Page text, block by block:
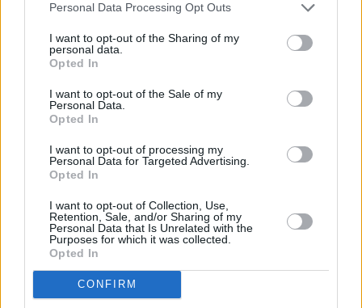
negar su consentimiento. Tenga en cuenta que algún
de su consentimiento, pero usted tiene el derecho de
rechazar tal procesamiento. Sus preferencias se aplicarán
cualquier momento entrando de nuevo en este sitio web o
visitando nuestra política de privacidad.
Personal Data Processing Opt Outs
I want to opt-out of the Sharing of my
personal data.
Opted In
I want to opt-out of the Sale of my
Personal Data.
Opted In
I want to opt-out of processing my
Personal Data for Targeted Advertising.
Opted In
I want to opt-out of Collection, Use,
Retention, Sale, and/or Sharing of my
Personal Data that Is Unrelated with the
Purposes for which it was collected.
Opted In
CONFIRM